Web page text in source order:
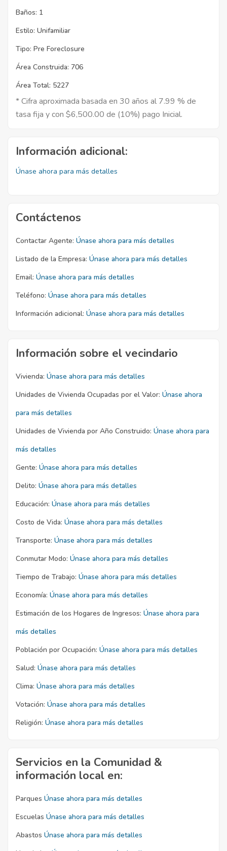
Baños: 1
Estilo: Unifamiliar
Tipo: Pre Foreclosure
Área Construida: 706
Área Total: 5227
* Cifra aproximada basada en 30 años al 7.99 % de
tasa fija y con $6,500.00 de (10%) pago Inicial.
Información adicional:
Únase ahora para más detalles
Contáctenos
Contactar Agente: Únase ahora para más detalles
Listado de la Empresa: Únase ahora para más detalles
Email: Únase ahora para más detalles
Teléfono: Únase ahora para más detalles
Información adicional: Únase ahora para más detalles
Información sobre el vecindario
Vivienda: Únase ahora para más detalles
Unidades de Vivienda Ocupadas por el Valor: Únase ahora
para más detalles
Unidades de Vivienda por Año Construido: Únase ahora para
más detalles
Gente: Únase ahora para más detalles
Delito: Únase ahora para más detalles
Educación: Únase ahora para más detalles
Costo de Vida: Únase ahora para más detalles
Transporte: Únase ahora para más detalles
Conmutar Modo: Únase ahora para más detalles
Tiempo de Trabajo: Únase ahora para más detalles
Economía: Únase ahora para más detalles
Estimación de los Hogares de Ingresos: Únase ahora para
más detalles
Población por Ocupación: Únase ahora para más detalles
Salud: Únase ahora para más detalles
Clima: Únase ahora para más detalles
Votación: Únase ahora para más detalles
Religión: Únase ahora para más detalles
Servicios en la Comunidad &
información local en:
Parques Únase ahora para más detalles
Escuelas Únase ahora para más detalles
Abastos Únase ahora para más detalles